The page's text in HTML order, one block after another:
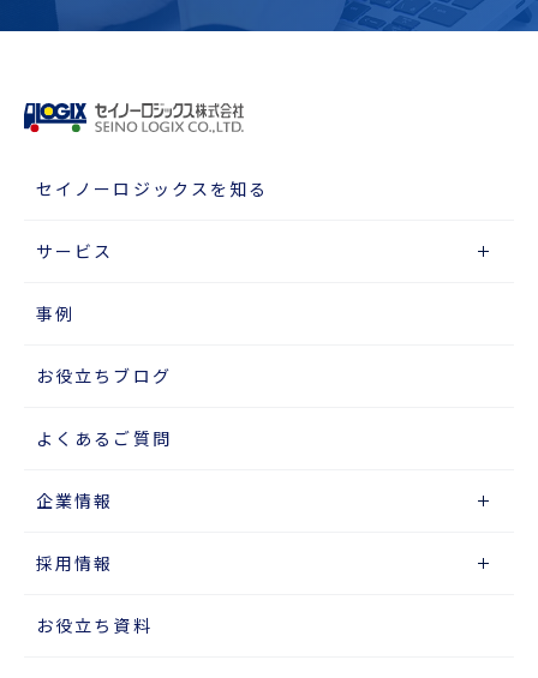
セイノーロジックスを知る
サービス
事例
お役立ちブログ
よくあるご質問
企業情報
採用情報
お役立ち資料